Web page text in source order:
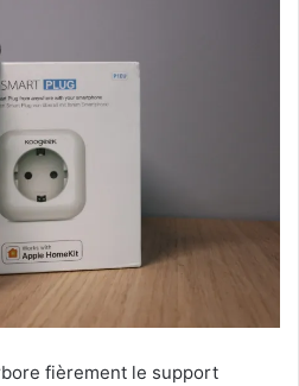
fièrement le support